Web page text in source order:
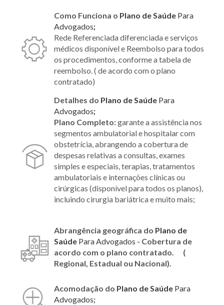
Como Funciona o Plano de Saúde Para
Advogados;
Rede Referenciada diferenciada e serviços
médicos disponível e Reembolso para todos
os procedimentos, conforme a tabela de
reembolso. ( de acordo com o plano
contratado)
Detalhes do Plano de Saúde Para
Advogados;
Plano Completo:garante a assistência nos
segmentos ambulatorial e hospitalar com
obstetrícia, abrangendo a cobertura de
despesas relativas a consultas, exames
simples e especiais, terapias, tratamentos
ambulatoriais e internações clínicas ou
cirúrgicas (disponível para todos os planos),
incluindo cirurgia bariátrica e muito mais;
Abrangência geográfica do Plano de
Saúde Para Advogados - Cobertura de
acordo com o plano contratado. (
Regional, Estadual ou Nacional).
Acomodação do Plano de Saúde Para
Advogados;